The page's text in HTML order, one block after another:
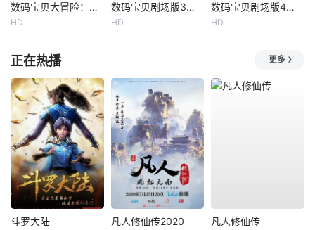
数码宝贝大冒险：我们的战争游戏！
HD
数码宝贝剧场版3：前篇・数码兽飓风登陆！！后篇・超绝进化！
HD
数码宝贝剧场版4：超恶魔兽的反击
HD
正在热播 更多
斗罗大陆 凡人修仙传2020 凡人修仙传